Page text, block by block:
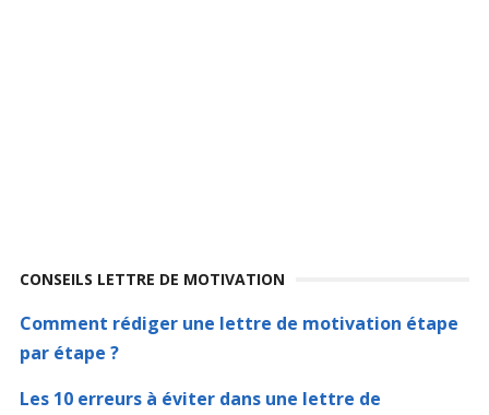
CONSEILS LETTRE DE MOTIVATION
Comment rédiger une lettre de motivation étape
par étape ?
Les 10 erreurs à éviter dans une lettre de